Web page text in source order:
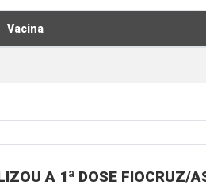
Vacina
A 1ª DOSE FIOCRUZ/